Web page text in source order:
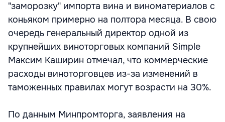
"заморозку" импорта вина и виноматериалов с
коньяком примерно на полтора месяца. В свою
очередь генеральный директор одной из
крупнейших виноторговых компаний Simple
Максим Каширин отмечал, что коммерческие
расходы виноторговцев из-за изменений в
таможенных правилах могут возрасти на 30%.
По данным Минпромторга, заявления на